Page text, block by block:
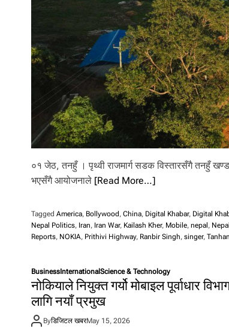
०१ जेठ, तनहुँ । पृथ्वी राजमार्ग सडक विस्तारसँगै तनहुँ
भएसँगै आयोजनाले [Read More…]
Tagged America, Bollywood , China, Digital Khabar, Digital
Nepal Politics, Iran, Iran War, Kailash Kher, Mobile, nepal ,
Reports, NOKIA, Prithivi Highway, Ranbir Singh, singer,
Business InternationalScience & Technology
नोकियाले नियुक्त गर्यो मोबाइल पूर्वाधार
लागि नयाँ प्रमुख
Byडिजिटल खबरMay 15, 2026